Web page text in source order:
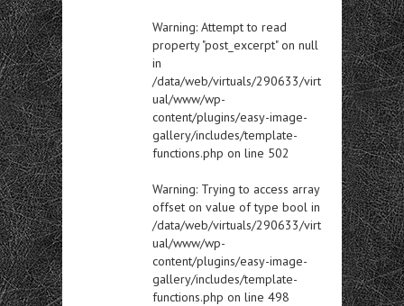
Warning: Attempt to read
property "post_excerpt" on null
in
/data/web/virtuals/290633/virt
ual/www/wp-
content/plugins/easy-image-
gallery/includes/template-
functions.php on line 502
Warning: Trying to access array
offset on value of type bool in
/data/web/virtuals/290633/virt
ual/www/wp-
content/plugins/easy-image-
gallery/includes/template-
functions.php on line 498